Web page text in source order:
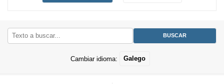
Cambiar idioma: Galego